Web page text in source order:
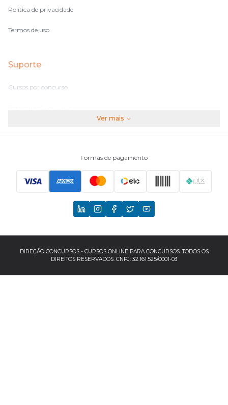
Política de privacidade
Termos de uso
Suporte
Cursos por concurso
Principais Concursos
Ver mais
Formas de pagamento
DIREÇÃO CONCURSOS - CURSOS ONLINE PARA CONCURSOS. TODOS OS
DIREITOS RESERVADOS. CNPJ: 32.161.525/0001-03